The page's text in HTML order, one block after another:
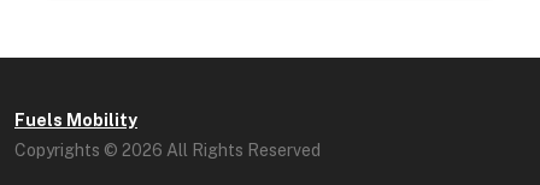
Fuels Mobility
Copyrights © 2026 All Rights Reserved